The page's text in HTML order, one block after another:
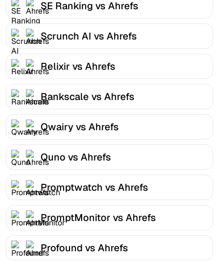
SE Ranking vs Ahrefs
Scrunch AI vs Ahrefs
Relixir vs Ahrefs
Rankscale vs Ahrefs
Qwairy vs Ahrefs
Quno vs Ahrefs
Promptwatch vs Ahrefs
PromptMonitor vs Ahrefs
Profound vs Ahrefs